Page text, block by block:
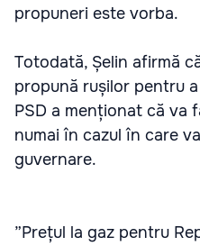
propuneri este vorba.
Totodată, Șelin afirmă
propună rușilor pentru
PSD a menționat că va
numai în cazul în care
guvernare.
”Prețul la gaz pentru